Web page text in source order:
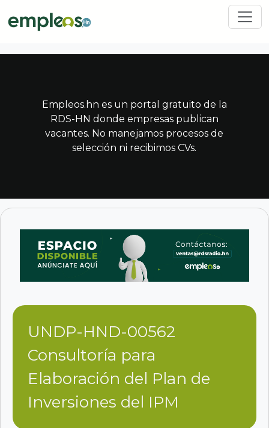
Pasar al contenido principal
Empleos.hn es un portal gratuito de la
RDS-HN donde empresas publican
vacantes. No manejamos procesos de
selección ni recibimos CVs.
UNDP-HND-00562
Consultoría para
Elaboración del Plan de
Inversiones del IPM